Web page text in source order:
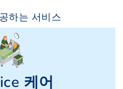
하는 서비스
케어